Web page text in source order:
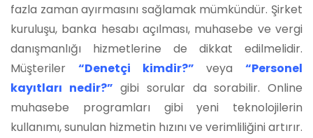
fazla zaman ayırmasını sağlamak mümkündür. Şirket
kuruluşu, banka hesabı açılması, muhasebe ve vergi
danışmanlığı hizmetlerine de dikkat edilmelidir.
Müşteriler “Denetçi kimdir?” veya “Personel
kayıtları nedir?” gibi sorular da sorabilir. Online
muhasebe programları gibi yeni teknolojilerin
kullanımı, sunulan hizmetin hızını ve verimliliğini artırır.